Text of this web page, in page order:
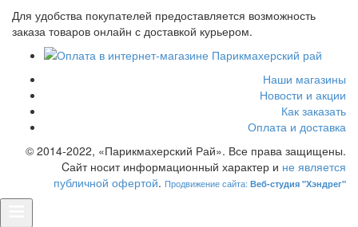
Для удобства покупателей предоставляется возможность
заказа товаров онлайн с доставкой курьером.
Наши магазины
Новости и акции
Как заказать
Оплата и доставка
© 2014-2022, «Парикмахерский Рай». Все права защищены.
Cайт носит информационный характер и не является
публичной офертой. Продвижение сайта: Веб-студия "Хэндрег"